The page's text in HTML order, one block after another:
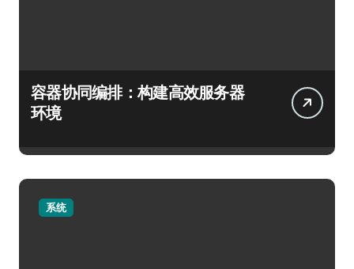
容器协同编排：构建高效服务器
环境
系统